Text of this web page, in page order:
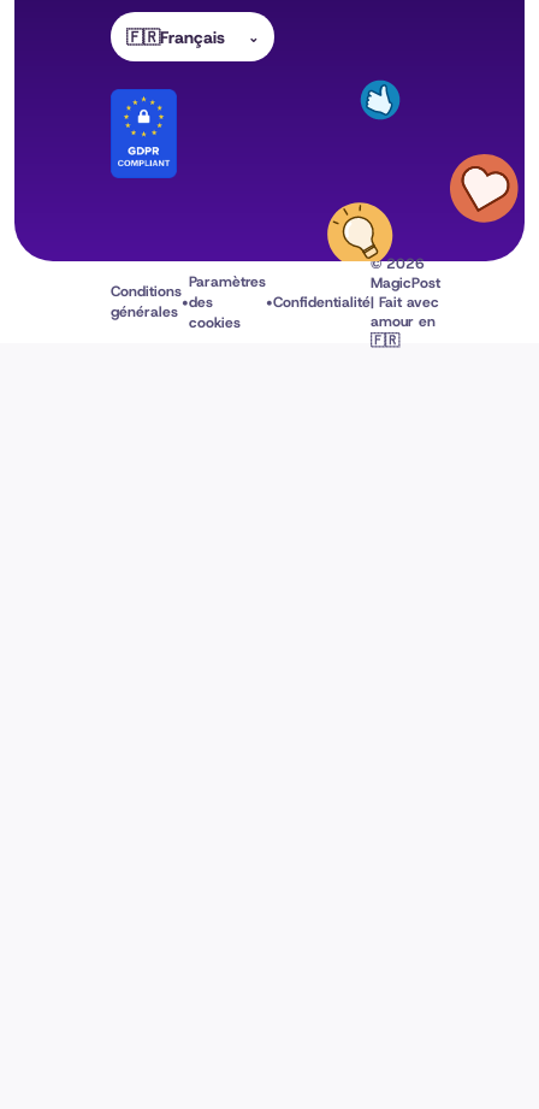
🇫🇷Français ⌄
Conditions
générales •
Paramètres
des
cookies
•Confidentialité
© 2026
MagicPost
| Fait avec
amour en
🇫🇷